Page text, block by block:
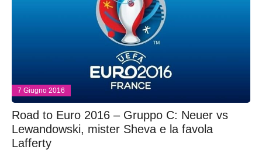
7 Giugno 2016
Road to Euro 2016 – Gruppo C: Neuer vs
Lewandowski, mister Sheva e la favola
Lafferty